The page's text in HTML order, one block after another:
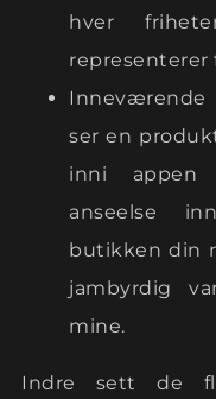
hver
representerer
ser en
inni appen
anseelse
butikken din
jambyrdig
mine.
Indre sett de